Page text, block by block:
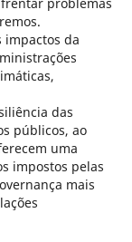
impactos da
das
públicos, ao
uma
impostos pelas
mais